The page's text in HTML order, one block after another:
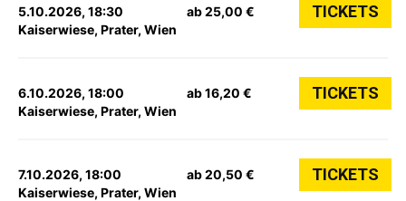
5.10.2026, 18:30
Kaiserwiese, Prater, Wien
ab 25,00 € TICKETS
6.10.2026, 18:00
Kaiserwiese, Prater, Wien
ab 16,20 € TICKETS
7.10.2026, 18:00
Kaiserwiese, Prater, Wien
ab 20,50 € TICKETS